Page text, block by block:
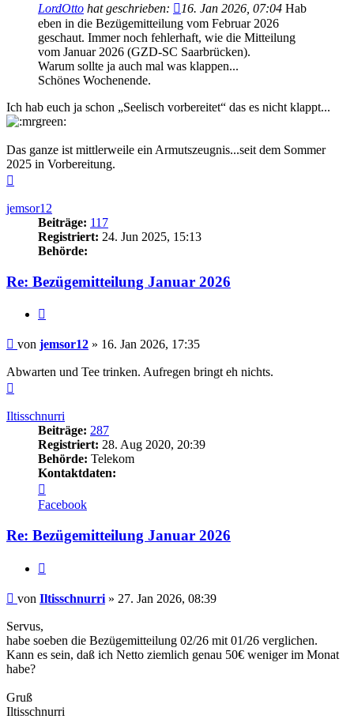
LordOtto hat geschrieben: 16. Jan 2026, 07:04 Hab
eben in die Bezügemitteilung vom Februar 2026
geschaut. Immer noch fehlerhaft, wie die Mitteilung
vom Januar 2026 (GZD-SC Saarbrücken).
Warum sollte ja auch mal was klappen...
Schönes Wochenende.
Ich hab euch ja schon „Seelisch vorbereitet“ das es nicht klappt...
Das ganze ist mittlerweile ein Armutszeugnis...seit dem Sommer
2025 in Vorbereitung.
jemsor12
Beiträge: 117
Registriert: 24. Jun 2025, 15:13
Behörde:
Re: Bezügemitteilung Januar 2026
Beitrag
von jemsor12 » 16. Jan 2026, 17:35
Abwarten und Tee trinken. Aufregen bringt eh nichts.
Iltisschnurri
Beiträge: 287
Registriert: 28. Aug 2020, 20:39
Behörde: Telekom
Kontaktdaten:
von
Iltisschnurri
Facebook
Re: Bezügemitteilung Januar 2026
Beitrag
von Iltisschnurri » 27. Jan 2026, 08:39
Servus,
habe soeben die Bezügemitteilung 02/26 mit 01/26 verglichen.
Kann es sein, daß ich Netto ziemlich genau 50€ weniger im Monat
habe?
Gruß
Iltisschnurri